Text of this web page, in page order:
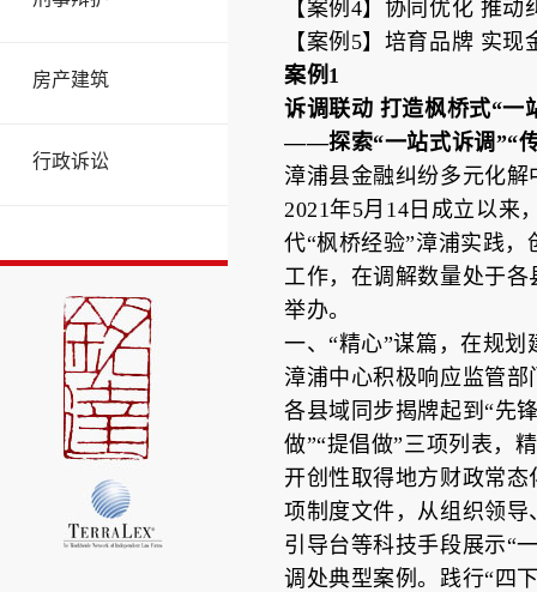
房产建筑
行政诉讼
【案例4】协同优化 推
【案例5】培育品牌 实
案例1
诉调联动 打造枫桥式“一
——探索“一站式诉调”“
漳浦县金融纠纷多元化
2021年5月14日成立以来
代“枫桥经验”漳浦实践，
工作，在调解数量处于
举办。
一、“精心”谋篇，在规
漳浦中心积极响应监管
各县域同步揭牌起到“先
做”“提倡做”三项列表，
开创性取得地方财政常
项制度文件，从组织领
引导台等科技手段展示“
调处典型案例。践行“四